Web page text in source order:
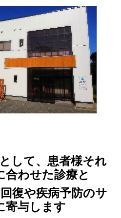
して、患者様それ
合わせた診療と
復や疾病予防のサ
寄与します